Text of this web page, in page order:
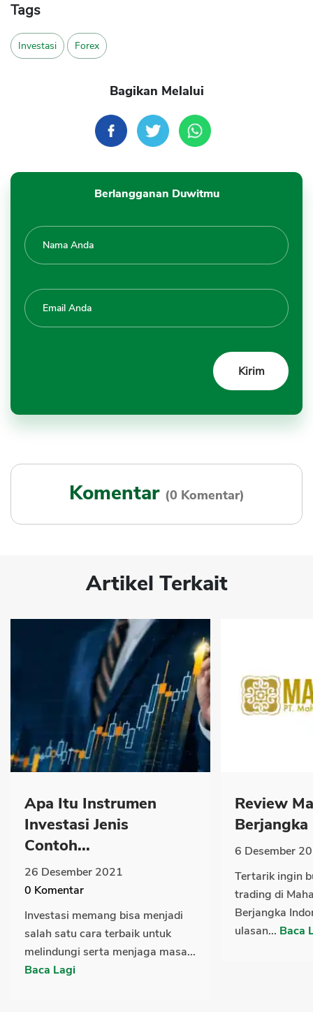
Tags
Investasi Forex
Bagikan Melalui
Berlangganan Duwitmu
Komentar (0 Komentar)
Artikel Terkait
Apa Itu Instrumen
Investasi Jenis
Contoh...
26 Desember 2021
0 Komentar
Investasi memang bisa menjadi
salah satu cara terbaik untuk
melindungi serta menjaga masa...
Baca Lagi
Review
6 Desember
Tertarik ingin
trading di
Berjangka
ulasan... Baca